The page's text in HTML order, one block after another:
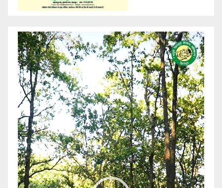
Video
Player